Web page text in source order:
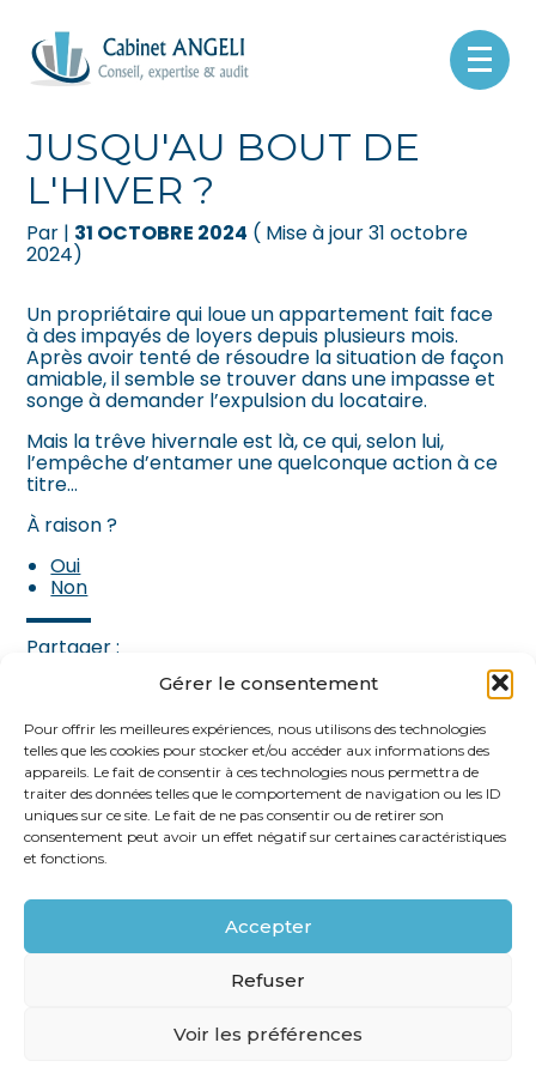
Gérer le consentement
Pour offrir les meilleures expériences, nous utilisons des technologies
telles que les cookies pour stocker et/ou accéder aux informations des
appareils. Le fait de consentir à ces technologies nous permettra de
traiter des données telles que le comportement de navigation ou les ID
uniques sur ce site. Le fait de ne pas consentir ou de retirer son
consentement peut avoir un effet négatif sur certaines caractéristiques
et fonctions.
Accepter
Refuser
Voir les préférences
Aller
au
Créer et reprendre une activité
Gérer votre quotidien
Piloter votre entreprise
Développer votre entreprise
Construire votre patrimoine
Être prêt pour la facturation
électronique
Pilotez votre gestion
Suivre votre comptabilité
Gérer vos ressources humaines
Dématérialiser vos documents
JUSQU'AU BOUT DE
L'HIVER ?
Par | 31 OCTOBRE 2024 ( Mise à jour 31 octobre
2024)
Un propriétaire qui loue un appartement fait face
à des impayés de loyers depuis plusieurs mois.
Après avoir tenté de résoudre la situation de façon
amiable, il semble se trouver dans une impasse et
songe à demander l’expulsion du locataire.
Mais la trêve hivernale est là, ce qui, selon lui,
l’empêche d’entamer une quelconque action à ce
titre…
À raison ?
Oui
Non
Partager :
FaceBook
TwitterLinkedIn
Footer
62 rue Ampère 75017 PARIS Linkedin
PLAN DU SITE